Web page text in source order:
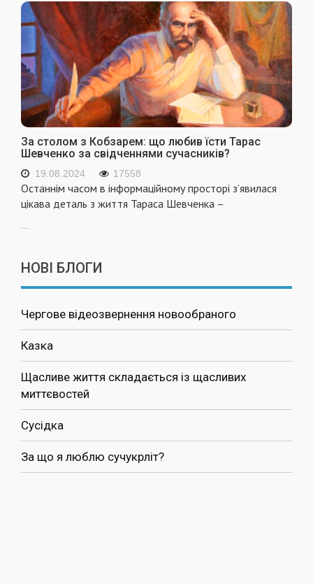
За столом з Кобзарем: що любив їсти Тарас
Шевченко за свідченнями сучасників?
19.08.2024 17558
Останнім часом в інформаційному просторі з’явилася
цікава деталь з життя Тараса Шевченка –
НОВІ БЛОГИ
Чергове відеозвернення новообраного
Казка
Щасливе життя складається із щасливих
миттєвостей
Сусідка
За що я люблю сучукрліт?